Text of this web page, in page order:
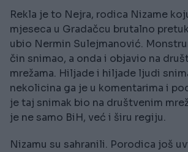
Rekla je to Nejra, rodica Nizame
mjeseca u Gradačcu brutalno
ubio Nermin Sulejmanović.
čin snimao, a onda i objavio na
mrežama. Hiljade i hiljade ljudi
nekolicina ga je u komentarima i
je taj snimak bio na društvenim
je ne samo BiH, već i širu regiju.
Nizamu su sahranili. Porodica još